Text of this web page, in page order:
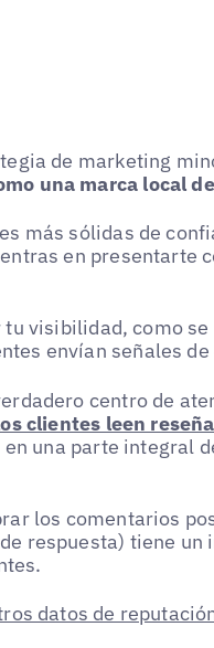
de marketing
una marca local
más sólidas de
en presentarte
visibilidad, como
envían señales
centro de
clientes leen
una parte integral
los comentarios
respuesta) tiene un
datos de